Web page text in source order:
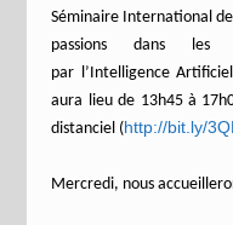
Séminaire International
passions dans les
par l’Intelligence
aura lieu de 13h45 à
distanciel (http://bit.ly/
Mercredi, nous